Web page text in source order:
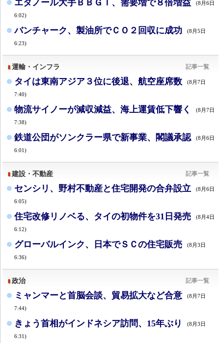
エタノール大手ＢＢＧＩ、需要増で８倍増益 (8月6日
6:02)
バンチャーク、製油所でＣＯ２回収に成功 (8月5日
6:23)
運輸・インフラ 記事一覧
タイは東南アジア３位に後退、航空座席数 (8月7日
7:40)
物流サイノーが減収減益、海上運賃低下響く (8月7日
7:38)
鉄道公団がソンクラー県で新事業、閣議承認 (8月6日
6:01)
建設・不動産 記事一覧
センシリ、野村不動産と住宅開発の合弁設立 (8月6日
6:05)
住宅改修リノベる、タイの初物件を31日発売 (8月4日
6:12)
グローバルインク、日本でＳＣの住宅販売 (8月3日
6:36)
政治 記事一覧
ミャンマーと首脳会談、貿易拡大など合意 (8月7日
7:44)
きょう首相がインドネシア訪問、15年ぶり (8月3日
6:31)